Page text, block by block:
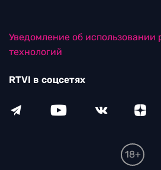
Уведомление об использовании
технологий
RTVI в соцсетях
18+